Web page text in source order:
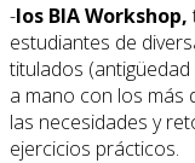
-los BIA Workshop,
estudiantes de
titulados
a mano con los más
las necesidades y
ejercicios prácticos.